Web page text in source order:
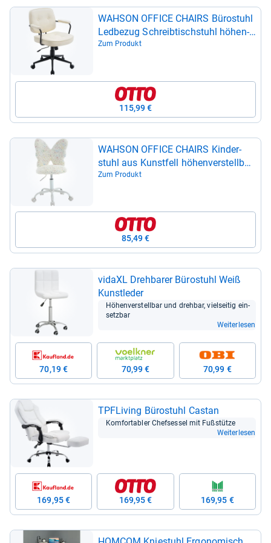
WAH­SON OFFICE CHAIRS Büro­stuhl
Led­be­zug Schreib­tisch­stuhl höhen­
ver­stell­bar
Zum Produkt
115,99 €
WAH­SON OFFICE CHAIRS Kin­der­
stuhl aus Kunst­fell höhen­ver­stell­bar
dreh­bar Kin­der­schreib­tisch­stuhl
Zum Produkt
85,49 €
vidaXL Dreh­ba­rer Büro­stuhl Weiß
Kunst­le­der
Höhen­ver­stell­bar und dreh­bar, viel­sei­tig ein­
setz­bar
Weiterlesen
70,19 € 70,99 € 70,99 €
TPFLi­ving Büro­stuhl Cas­tan
Kom­for­ta­bler Chef­ses­sel mit Fuß­stütze
Weiterlesen
169,95 € 169,95 € 169,95 €